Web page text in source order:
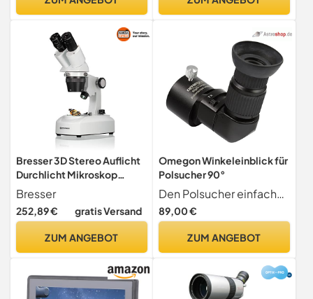
leichtgewichtig - ideal für
und Konzerte
Bresser 3D Stereo Auflicht
Durchlicht Mikroskop
Researcher ICD LED 20x-
80x mit 360° drehbarem
Tubus, LED Beleuchtung mit
dreidimensionale
Bresser
252,89 € gratis Versand
ZUM ANGEBOT
Omegon Winkeleinblick für
Polsucher 90°
Den Polsucher einfacher einstellen Blicken Sie im 90 -Winkel durch Ihren Polsucher
89,00 €
ZUM ANGEBOT